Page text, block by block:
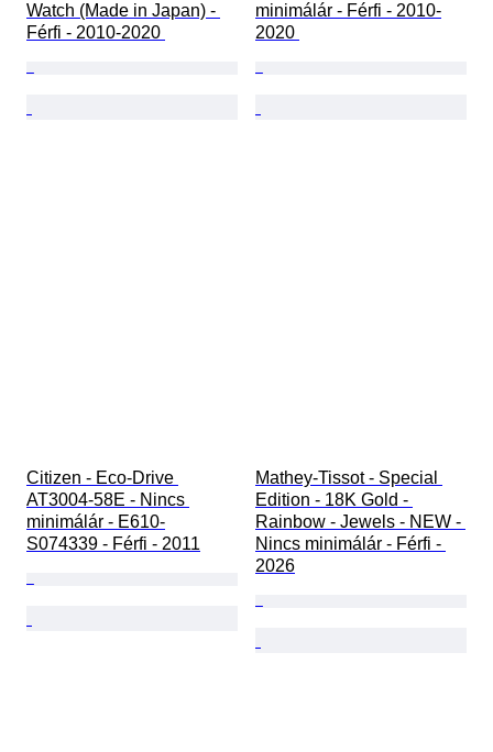
Watch (Made in Japan) -
Férfi - 2010-2020
minimálár - Férfi - 2010-
2020
Citizen - Eco-Drive
AT3004-58E - Nincs
minimálár - E610-
S074339 - Férfi - 2011
Mathey-Tissot - Special
Edition - 18K Gold -
Rainbow - Jewels - NEW -
Nincs minimálár - Férfi -
2026